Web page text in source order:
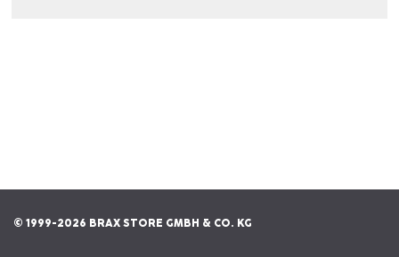
© 1999-2026 BRAX STORE GMBH & CO. KG